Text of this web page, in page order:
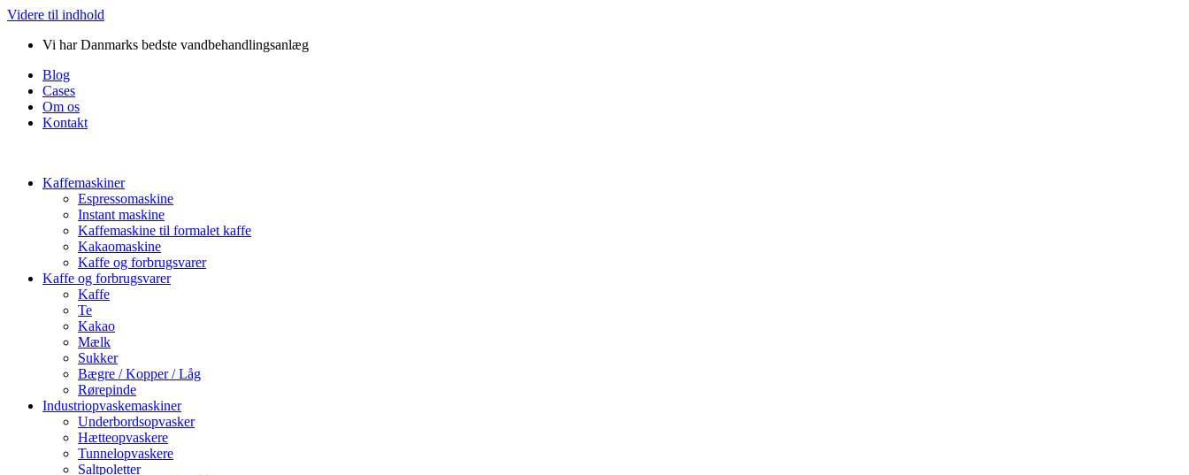
Videre til indhold
Vi har Danmarks bedste vandbehandlingsanlæg
Blog
Cases
Om os
Kontakt
Kaffemaskiner
Espressomaskine
Instant maskine
Kaffemaskine til formalet kaffe
Kakaomaskine
Kaffe og forbrugsvarer
Kaffe og forbrugsvarer
Kaffe
Te
Kakao
Mælk
Sukker
Bægre / Kopper / Låg
Rørepinde
Industriopvaskemaskiner
Underbordsopvasker
Hætteopvaskere
Tunnelopvaskere
Saltpoletter